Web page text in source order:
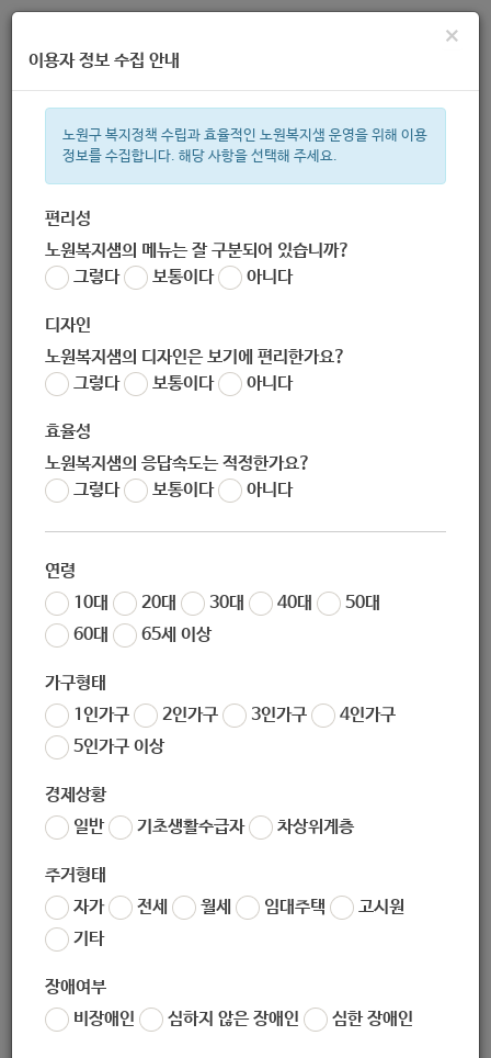
주간 인기검색어
한눈으로 보는 복지 정보
×
이용자 정보 수집 안내
노원구 복지정책 수립과 효율적인 노원복지샘 운영을 위해 이용
정보를 수집합니다. 해당 사항을 선택해 주세요.
편리성
노원복지샘의 메뉴는 잘 구분되어 있습니까?
그렇다
보통이다 아니다
디자인
노원복지샘의 디자인은 보기에 편리한가요?
그렇다
보통이다 아니다
효율성
노원복지샘의 응답속도는 적정한가요?
그렇다
보통이다 아니다
연령
10대
20대 30대 40대
50대
60대
65세 이상
가구형태
1인가구
2인가구 3인가구
4인가구
5인가구 이상
경제상황
일반
기초생활수급자 차상위계층
주거형태
자가
전세 월세 임대주택
고시원
기타
장애여부
비장애인
심하지 않은 장애인 심한 장애인
상계(종합사회복지관)장애인주간보호센터
02-6952-9959
02-951-9940
sanggyewc@catholic.or.kr
http://www.sanggyebokji.or.kr/
(우) 01638
서울시 노원구 덕릉로115나길 25 (상계동)
서울시 노원구 덕릉로115나길 25 (상계동)